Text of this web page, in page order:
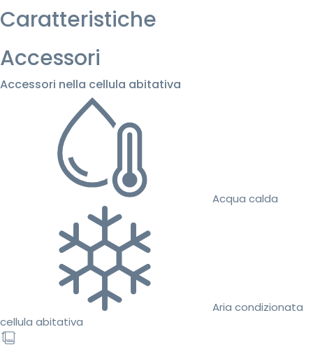
Caratteristiche
Accessori
Accessori nella cellula abitativa
Acqua calda
Aria condizionata
cellula abitativa